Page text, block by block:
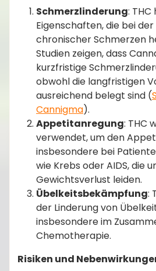
Schmerzlinderung:
Eigenschaften, die bei
chronischer Schmerzen
Studien zeigen, dass
kurzfristige
obwohl die langfristigen
ausreichend belegt sind​ (
Cannigma)​.
Appetitanregung: THC
verwendet, um den
insbesondere bei
wie Krebs oder AIDS, die
Gewichtsverlust leiden.
Übelkeitsbekämpfung:
der Linderung von
insbesondere im
Chemotherapie.
Risiken und